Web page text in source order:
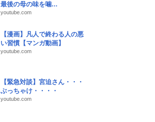
最後の母の味を噛...
youtube.com
【漫画】凡人で終わる人の悪
い習慣【マンガ動画】
youtube.com
【緊急対談】宮迫さん・・・
ぶっちゃけ・・・・
youtube.com